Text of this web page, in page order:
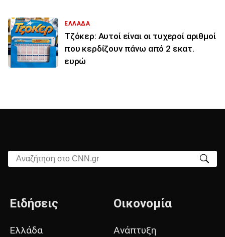
ΕΛΛΑΔΑ
Τζόκερ: Αυτοί είναι οι τυχεροί αριθμοί
που κερδίζουν πάνω από 2 εκατ.
ευρώ
Αναζήτηση στο CNN.gr
Ειδήσεις
Ελλάδα
Οικονομία
Ανάπτυξη